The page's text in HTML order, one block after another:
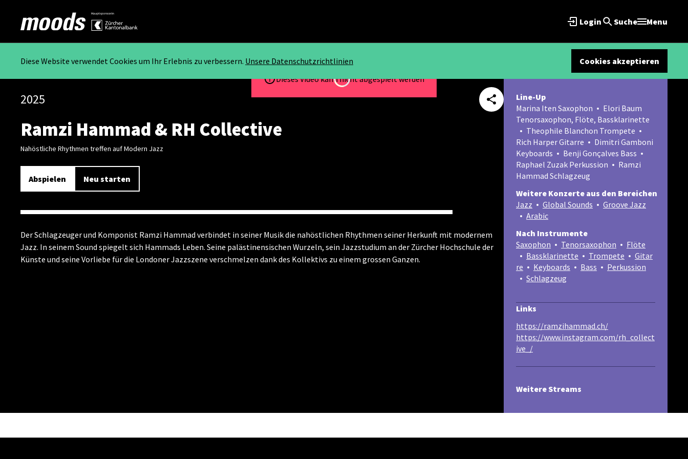
Login Suche Menu
Diese Website verwendet Cookies um Ihr Erlebnis zu verbessern. Unsere Datenschutzrichtlinien
Cookies akzeptieren
Dieses Video kann nicht abgespielt werden
Loading...
2025
Ramzi Hammad & RH Collective
Nahöstliche Rhythmen treffen auf Modern Jazz
Abspielen Neu starten
Der Schlagzeuger und Komponist Ramzi Hammad verbindet in seiner Musik die nahöstlichen Rhythmen seiner Herkunft mit modernem
Jazz. In seinem Sound spiegelt sich Hammads Leben. Seine palästinensischen Wurzeln, sein Jazzstudium an der Zürcher Hochschule der
Künste und seine Vorliebe für die Londoner Jazzszene verschmelzen dank des Kollektivs zu einem grossen Ganzen.
Line-Up
Marina Iten Saxophon
Elori Baum
Tenorsaxophon, Flöte, Bassklarinette
Theophile Blanchon Trompete
Rich Harper Gitarre
Dimitri Gamboni
Keyboards
Benji Gonçalves Bass
Raphael Zuzak Perkussion
Ramzi
Hammad Schlagzeug
Weitere Konzerte aus den Bereichen
Jazz
Global Sounds
Groove Jazz
Arabic
Nach Instrumente
Saxophon
Tenorsaxophon
Flöte
Bassklarinette
Trompete
Gitar
re
Keyboards Bass
Perkussion
Schlagzeug
Links
https://ramzihammad.ch/
https://www.instagram.com/rh_collect
ive_/
Weitere Streams